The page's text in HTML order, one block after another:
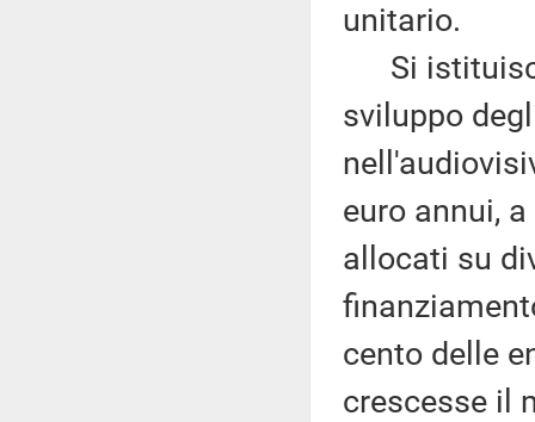
unitario.
Si
sviluppo
euro annui,
allocati su
cento delle
crescesse il